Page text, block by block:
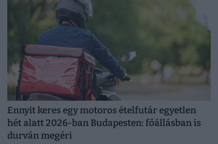
Ennyit keres egy motoros ételfutár egyetlen
hét alatt 2026-ban Budapesten: főállásban is
durván megéri